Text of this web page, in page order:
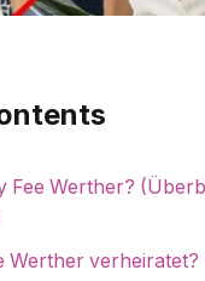
Fee Werther?
Werther